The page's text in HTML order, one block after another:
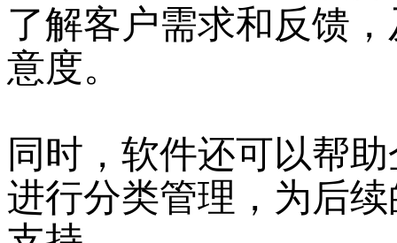
了解客户需求和反馈
意度。
同时，软件还可以帮
进行分类管理，为后